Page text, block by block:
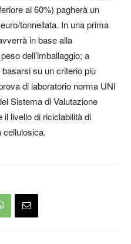
al 60%) pagherà un
tonnellata. In una prima
in base alla
dell’imballaggio; a
su un criterio più
di laboratorio norma UNI
Sistema di Valutazione
livello di riciclabilità di
cellulosica.